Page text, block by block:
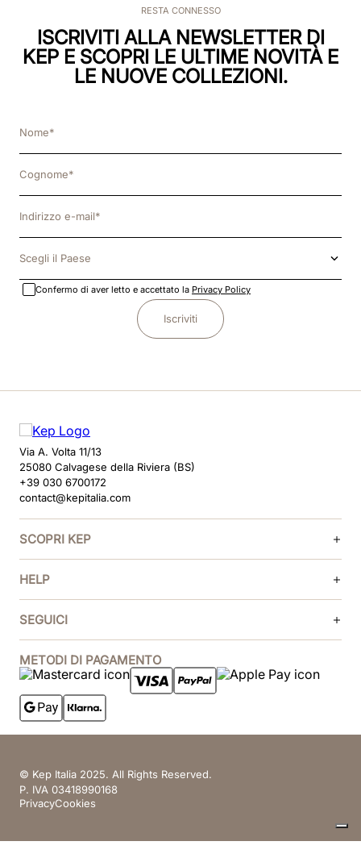
RESTA CONNESSO
ISCRIVITI ALLA NEWSLETTER DI
KEP E SCOPRI LE ULTIME NOVITÀ E
LE NUOVE COLLEZIONI.
Scegli il Paese
Confermo di aver letto e accettato la Privacy Policy
Iscriviti
Via A. Volta 11/13
25080 Calvagese della Riviera (BS)
+39 030 6700172
contact@kepitalia.com
SCOPRI KEP
HELP
SEGUICI
METODI DI PAGAMENTO
© Kep Italia 2025. All Rights Reserved.
P. IVA 03418990168
PrivacyCookies